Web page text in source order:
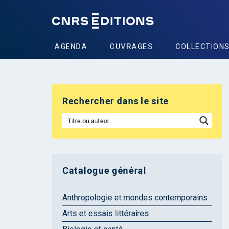
AGENDA OUVRAGES COLLECTIONS
Rechercher dans le site
Catalogue général
Anthropologie et mondes contemporains
Arts et essais littéraires